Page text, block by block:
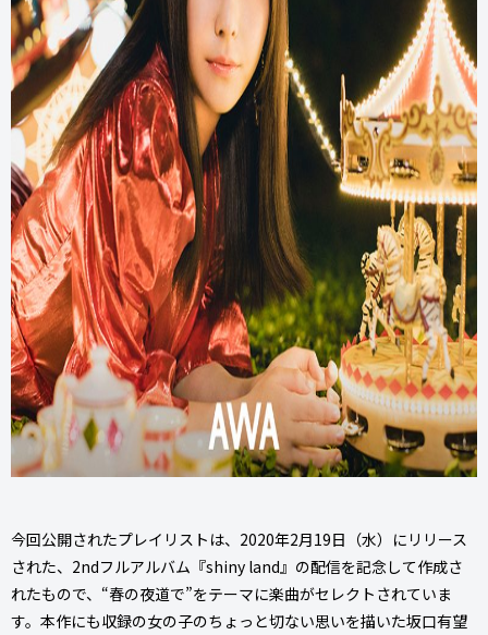
今回公開されたプレイリストは、2020年2月19日（水）にリリース
された、2ndフルアルバム『shiny land』の配信を記念して作成さ
れたもので、“春の夜道で”をテーマに楽曲がセレクトされていま
す。本作にも収録の女の子のちょっと切ない思いを描いた坂口有望